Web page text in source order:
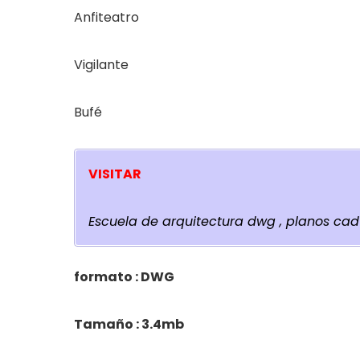
Anfiteatro
Vigilante
Bufé
VISITAR
Escuela de arquitectura dwg , planos
formato : DWG
Tamaño : 3.4mb